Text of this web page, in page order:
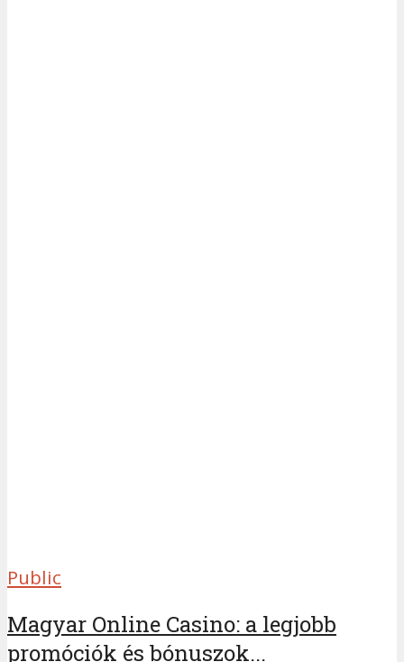
Public
Magyar Online Casino: a legjobb
promóciók és bónuszok...